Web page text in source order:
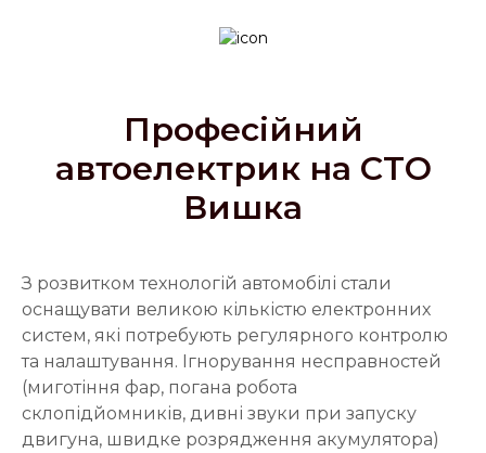
Професійний
автоелектрик на СТО
Вишка
З розвитком технологій автомобілі стали
оснащувати великою кількістю електронних
систем, які потребують регулярного контролю
та налаштування. Ігнорування несправностей
(миготіння фар, погана робота
склопідйомників, дивні звуки при запуску
двигуна, швидке розрядження акумулятора)